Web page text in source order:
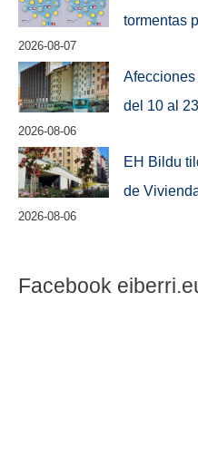
tormentas
2026-08-07
del 10 al
2026-08-06
EH Bildu
de
2026-08-06
Facebook